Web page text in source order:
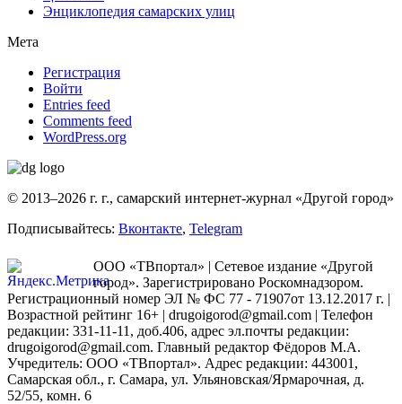
Энциклопедия самарских улиц
Мета
Регистрация
Войти
Entries feed
Comments feed
WordPress.org
© 2013–2026 г. г., самарский интернет-журнал «Другой город»
Подписывайтесь: Вконтакте, Telegram
ООО «ТВпортал» | Сетевое издание «Другой
город». Зарегистрировано Роскомнадзором.
Регистрационный номер ЭЛ № ФС 77 - 71907от 13.12.2017 г. |
Возрастной рейтинг 16+ | drugoigorod@gmail.com | Телефон
редакции: 331-11-11, доб.406, адрес эл.почты редакции:
drugoigorod@gmail.com. Главный редактор Фёдоров М.А.
Учредитель: ООО «ТВпортал». Адрес редакции: 443001,
Самарская обл., г. Самара, ул. Ульяновская/Ярмарочная, д.
52/55, комн. 6